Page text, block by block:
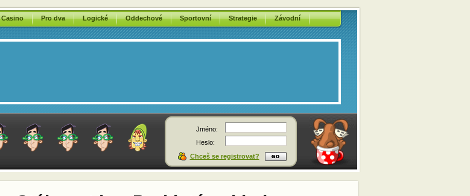
Casino Pro dva Logické Oddechové Sportovní Strategie Závodní
Jméno:
Heslo:
Chceš se registrovat?